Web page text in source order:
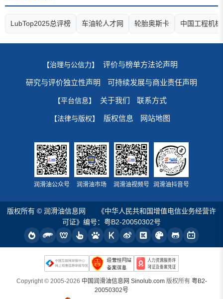
LubTop2025总评榜 车油轮人才网 轮胎奥斯卡 中国工程机
【治理与公信力】 评价与榜单方法论声明
研究与评价独立性声明 可持续发展与商业责任声明
【平台信息】 关于我们 联系方式
【法律与版权】 版权信息 网站地图
润滑油公众号 润滑油市场 润滑油视频号 润滑油抖音号
版权所有 © 润滑油信息网
《中华人民共和国增值电信业务经营许
可证》编号：粤B2-20050302号
Copyright © 2005-2026 中国润滑油信息网 Sinolub.com版权所有 粤B2-
20050302号